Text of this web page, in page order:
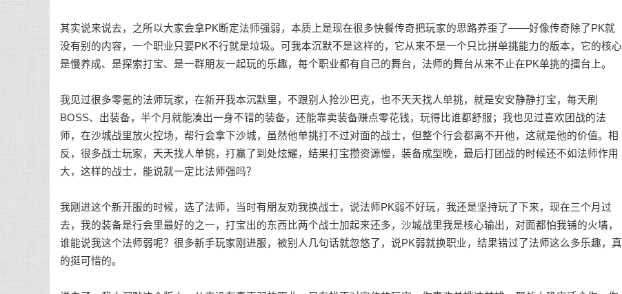
其实说来说去，之所以大家会拿PK断定法师强弱，本质上是现在很多快餐传奇把玩家的思路养歪了——好像传奇除了PK就
没有别的内容，一个职业只要PK不行就是垃圾。可我本沉默不是这样的，它从来不是一个只比拼单挑能力的版本，它的核心
是慢养成、是探索打宝、是一群朋友一起玩的乐趣，每个职业都有自己的舞台，法师的舞台从来不止在PK单挑的擂台上。
我见过很多零氪的法师玩家，在新开我本沉默里，不跟别人抢沙巴克，也不天天找人单挑，就是安安静静打宝，每天刷
BOSS、出装备，半个月就能凑出一身不错的装备，还能靠卖装备赚点零花钱，玩得比谁都舒服；我也见过喜欢团战的法
师，在沙城战里放火控场，帮行会拿下沙城，虽然他单挑打不过对面的战士，但整个行会都离不开他，这就是他的价值。相
反，很多战士玩家，天天找人单挑，打赢了到处炫耀，结果打宝攒资源慢，装备成型晚，最后打团战的时候还不如法师作用
大，这样的战士，能说就一定比法师强吗？
我刚进这个新开服的时候，选了法师，当时有朋友劝我换战士，说法师PK弱不好玩，我还是坚持玩了下来，现在三个月过
去，我的装备是行会里最好的之一，打宝出的东西比两个战士加起来还多，沙城战里我是核心输出，对面都怕我铺的火墙，
谁能说我这个法师弱呢？很多新手玩家刚进服，被别人几句话就忽悠了，说PK弱就换职业，结果错过了法师这么多乐趣，真
的挺可惜的。